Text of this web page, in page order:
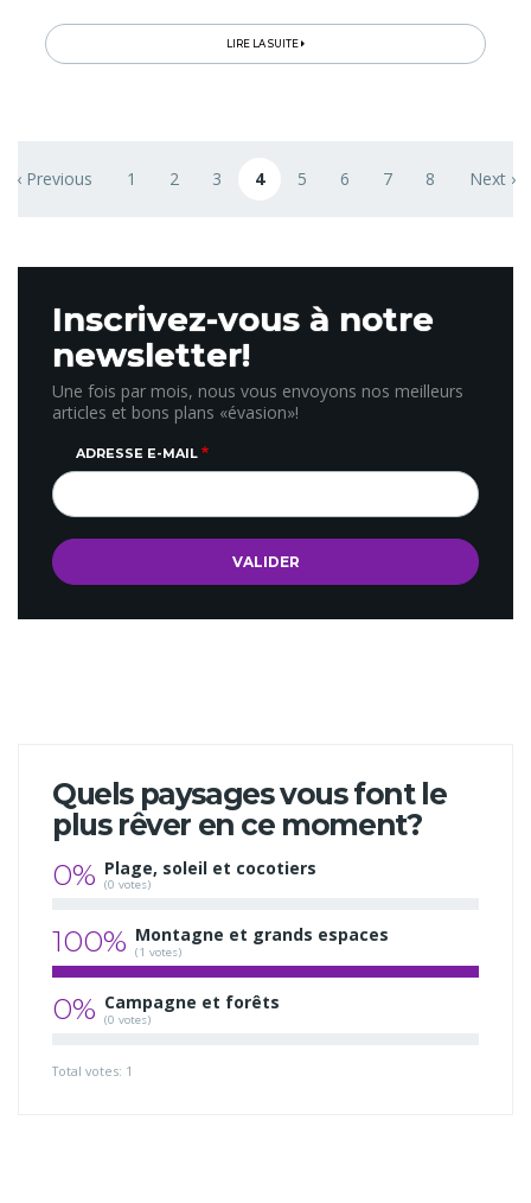
l’honneur sont Madrid, Barcelone, Séville, Malaga,
Bilbao, Valence et Palma de Majorque, toutes
LIRE LA SUITE
Previous page
‹ Previous Page
1 Page
2 Page
3 Page courante
4 Page
5 Page
6 Page
7 Page
8 Next
Next ›
Inscrivez-vous à notre
newsletter!
Une fois par mois, nous vous envoyons nos meilleurs
articles et bons plans «évasion»!
ADRESSE E-MAIL
Quels paysages vous font le
plus rêver en ce moment?
0% Plage, soleil et cocotiers
(0 votes)
100% Montagne et grands espaces
(1 votes)
0% Campagne et forêts
(0 votes)
Total votes: 1